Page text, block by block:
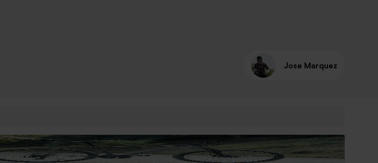
Jose Marquez